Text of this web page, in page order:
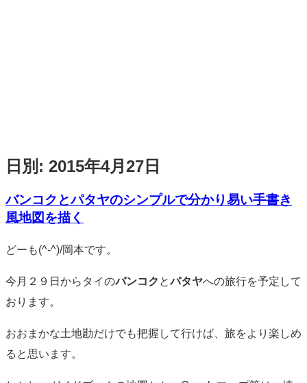
日別: 2015年4月27日
バンコクとパタヤのシンプルで分かり易い手書き
風地図を描く
標
どーも(^-^)/岡本です。
今月２９日からタイのバンコク とパタヤへの旅行を予定して
おります。
おおまかな土地勘だけでも把握して行けば、旅をより楽しめ
ると思います。